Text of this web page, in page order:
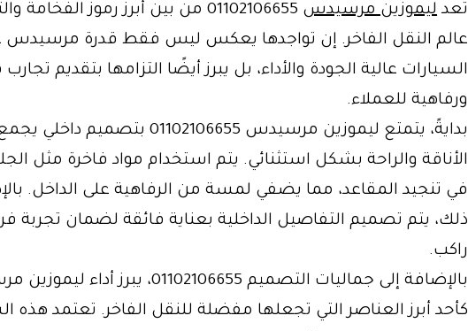
تُعد ليموزين مرسيدس
01102106655 من بين أبرز رموز الفخامة
عالم النقل الفاخر. إن تواجدها يعكس ليس فقط قدرة مرسيدس
السيارات عالية الجودة والأداء، بل يبرز أيضًا التزامها بتقديم تجارب
ورفاهية للعملاء.
بدايةً، يتمتع ليموزين مرسيدس 01102106655 بتصميم
الأناقة والراحة بشكل استثنائي. يتم استخدام مواد فاخرة مثل
في تنجيد المقاعد، مما يضفي لمسة من الرفاهية على الداخل.
ذلك، يتم تصميم التفاصيل الداخلية بعناية فائقة لضمان تجربة
راكب.
بالإضافة إلى جماليات التصميم 01102106655، يبرز
كأحد أبرز العناصر التي تجعلها مفضلة للنقل الفاخر. تعتمد هذه